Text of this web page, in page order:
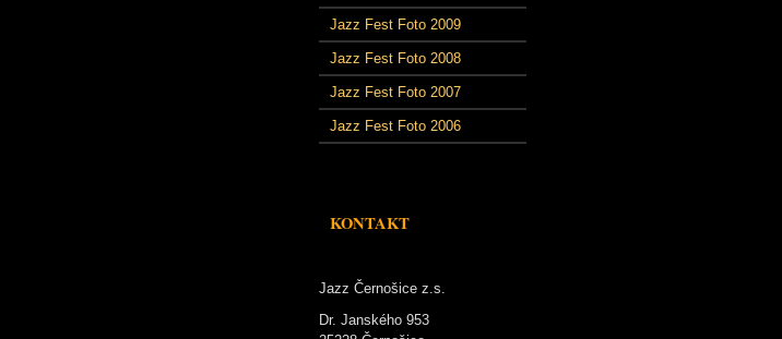
Jazz Fest Foto 2009
Jazz Fest Foto 2008
Jazz Fest Foto 2007
Jazz Fest Foto 2006
KONTAKT
Jazz Černošice z.s.
Dr. Janského 953